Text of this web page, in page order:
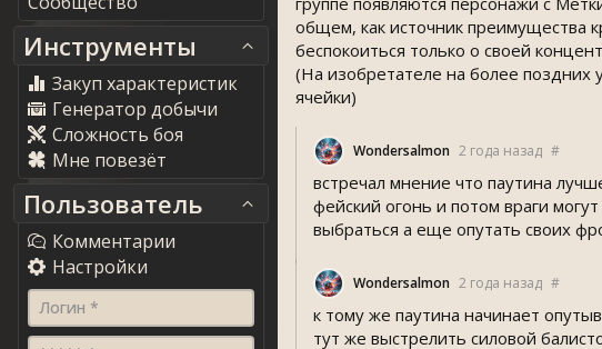
Инструменты
Закуп характеристик
Генератор добычи
Сложность боя
Мне повезёт
Пользователь
Комментарии
Настройки
Логин *
общем, как источник преимущества
беспокоиться только о своей
(На изобретателе на более поздних
ячейки)
Wondersalmon 2 года назад #
встречал мнение что паутина
фейский огонь и потом враги
выбраться а еще опутать своих
Wondersalmon 2 года назад #
к тому же паутина начинает
тут же выстрелить силовой